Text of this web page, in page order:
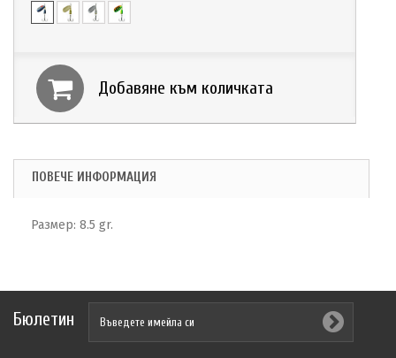
Добавяне към количката
ПОВЕЧЕ ИНФОРМАЦИЯ
Размер: 8.5 gr.
Бюлетин